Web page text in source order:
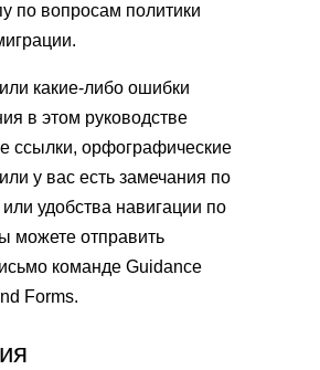
по вопросам политики
какие-либо ошибки
в этом руководстве
ссылки, орфографические
у вас есть замечания по
удобства навигации по
можете отправить
команде Guidance
Forms.